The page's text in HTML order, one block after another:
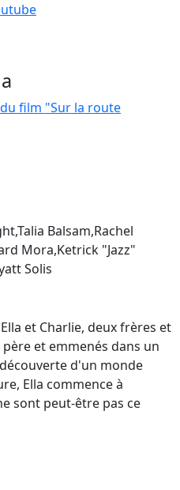
film "Sur la route
Balsam,Rachel
Mora,Ketrick "Jazz"
Solis
et Charlie, deux frères et
et emmenés dans un
d'un monde
Ella commence à
sont peut-être pas ce